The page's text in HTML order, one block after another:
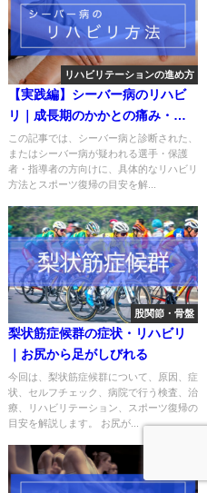
リハビリテーションの進め方
【実践編】シーバー病のリハビ
リ｜成長期のかかとの痛み・復
帰基準
この記事では、シーバー病と診断された、
またはシーバー病が疑われる選手・保護
者・指導者の方向けに、具体的なリハビリ
方法とスポーツ復帰の目安を解...
股関節・骨盤
梨状筋症候群の症状・リハビリ
｜お尻から足がしびれる
今回は、梨状筋症候群について、原因、症
状、セルフチェック、病院で行う検査、治
療、リハビリテーション、スポーツ復帰の
目安を解説します。 お尻が...